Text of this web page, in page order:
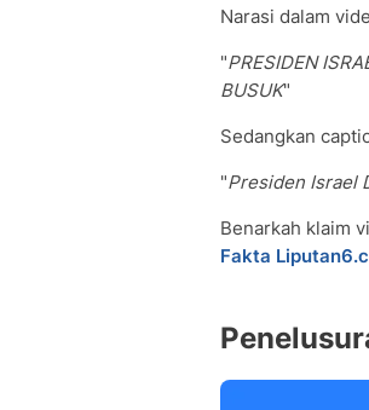
Narasi dalam
"PRESIDEN
BUSUK"
Sedangkan
"Presiden Israel
Benarkah klaim
Fakta